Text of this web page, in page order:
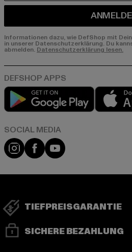
Informationen dazu, wie DefShop mit
in unserer Datenschutzerklärung. Du
abmelden. Datenschutzerklärung lesen.
Play
Instagram
FacebookYouTube
TIEFPREISGARANTIE
SICHERE BEZAHLUNG